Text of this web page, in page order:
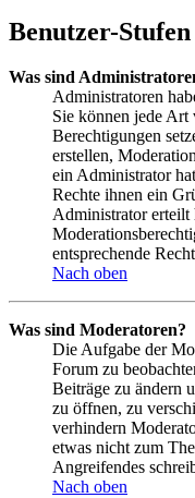
Benutzer-
Was sind
Administratoren
Sie können jede
Berechtigungen
erstellen,
ein Administrator
Rechte ihnen ein
Administrator erteilt
entsprechende
Nach oben
Was sind Moderatoren?
Die Aufgabe der
Forum zu
Beiträge zu ändern
zu öffnen, zu
verhindern
etwas nicht zum
Angreifendes
Nach oben